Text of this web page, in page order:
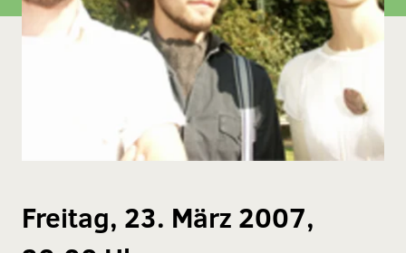
Freitag, 23. März 2007,